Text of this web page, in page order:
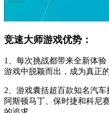
竞速大师游戏优势：
1、每次挑战都带来全新体
游戏中脱颖而出，成为真正
2、游戏囊括超百款知名汽车
阿斯顿马丁、保时捷和科尼